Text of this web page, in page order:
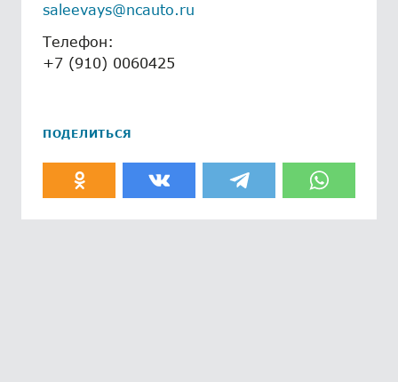
saleevays@ncauto.ru
Телефон:
+7 (910) 0060425
ПОДЕЛИТЬСЯ